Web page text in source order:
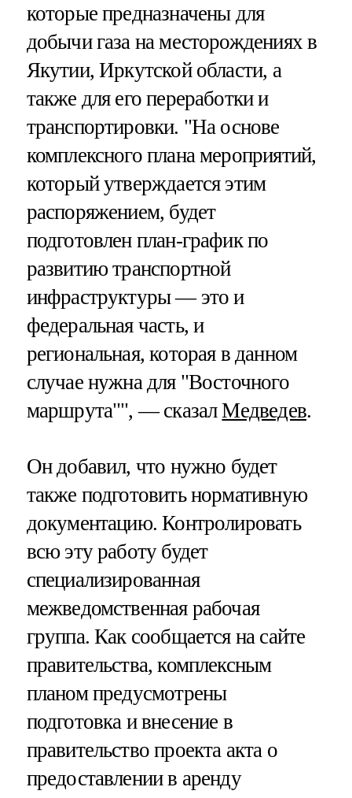
которые предназначены для
добычи газа на месторождениях в
Якутии, Иркутской области, а
также для его переработки и
транспортировки. "На основе
комплексного плана мероприятий,
который утверждается этим
распоряжением, будет
подготовлен план-график по
развитию транспортной
инфраструктуры — это и
федеральная часть, и
региональная, которая в данном
случае нужна для "Восточного
маршрута"", — сказалМедведев.
Он добавил, что нужно будет
также подготовить нормативную
документацию. Контролировать
всю эту работу будет
специализированная
межведомственная рабочая
группа. Как сообщается на сайте
правительства, комплексным
планом предусмотрены
подготовка и внесение в
правительство проекта акта о
предоставлении в аренду